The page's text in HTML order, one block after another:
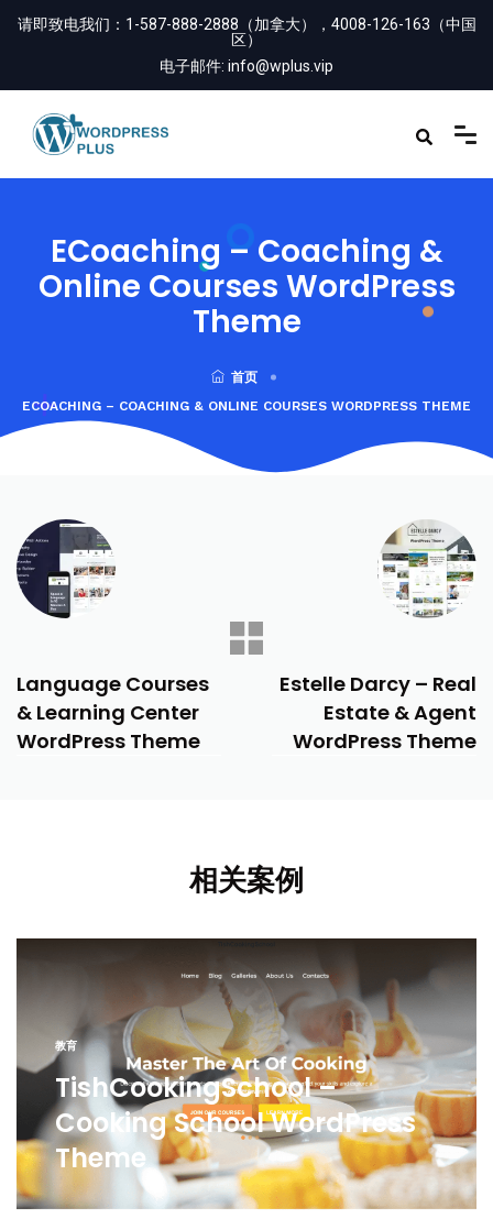
请即致电我们： 1-587-888-2888（加拿大），4008-126-163（中国
区）
电子邮件: info@wplus.vip
ECoaching – Coaching &
Online Courses WordPress
Theme
首页
ECOACHING – COACHING & ONLINE COURSES WORDPRESS THEME
Language Courses
& Learning Center
WordPress Theme
Estelle Darcy – Real
Estate & Agent
WordPress Theme
相关案例
教育
TishCookingSchool –
Cooking School WordPress
Theme